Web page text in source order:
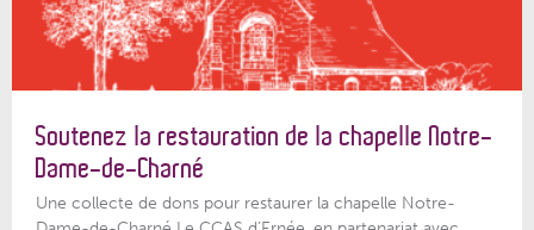
Soutenez la restauration de la chapelle Notre-
Dame-de-Charné
Une collecte de dons pour restaurer la chapelle Notre-